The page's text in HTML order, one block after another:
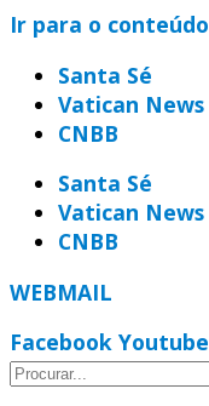
Ir para o conteúdo
Santa Sé
Vatican News
CNBB
Santa Sé
Vatican News
CNBB
WEBMAIL
Facebook Youtube